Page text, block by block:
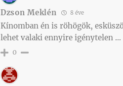
Dzson Meklén 8 éve
Kínomban én is röhögök,
lehet valaki ennyire igénytelen …
0